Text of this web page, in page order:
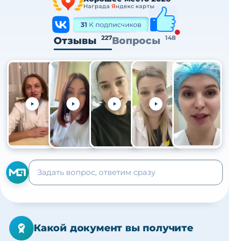
Награда Яндекс карты
Отзывы 227Вопросы 148
+105
Какой документ вы получите